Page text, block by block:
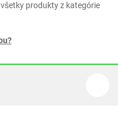
produkty z kategórie